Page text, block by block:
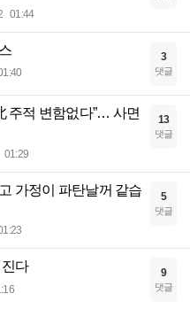
01:44
3
댓글
주적 변함없다”… 사면
01:29
13
댓글
가정이 파탄날꺼 같습
5
댓글
다 9
댓글